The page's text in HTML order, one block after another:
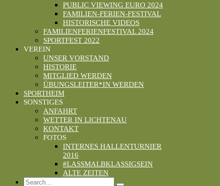
PUBLIC VIEWING EURO 2024
FAMILIEN-FERIEN-FESTIVAL
HISTORISCHE VIDEOS
FAMILIENFERIENFESTIVAL 2024
SPORTFEST 2022
VEREIN
UNSER VORSTAND
HISTORIE
MITGLIED WERDEN
ÜBUNGSLEITER*IN WERDEN
SPORTHEIM
SONSTIGES
ANFAHRT
WETTER IN LICHTENAU
KONTAKT
FOTOS
INTERNES HALLENTURNIER
2016
#LASSMALBKLASSIGSEIN
ALTE ZEITEN
Search